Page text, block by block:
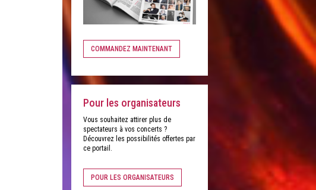
COMMANDEZ MAINTENANT
Pour les organisateurs
Vous souhaitez attirer plus de
spectateurs à vos concerts ?
Découvrez les possibilités offertes par
ce portail.
POUR LES ORGANISATEURS